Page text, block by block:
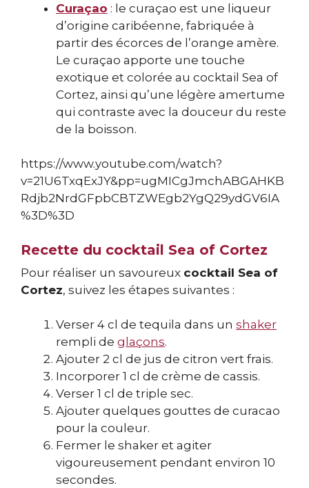
Curaçao : le curaçao est une liqueur
d’origine caribéenne, fabriquée à
partir des écorces de l’orange amère.
Le curaçao apporte une touche
exotique et colorée au cocktail Sea of
Cortez, ainsi qu’une légère amertume
qui contraste avec la douceur du reste
de la boisson.
https://www.youtube.com/watch?
v=21U6TxqExJY&pp=ugMICgJmchABGAHKB
Rdjb2NrdGFpbCBTZWEgb2YgQ29ydGV6IA
%3D%3D
Recette du cocktail Sea of Cortez
Pour réaliser un savoureux cocktail Sea of
Cortez, suivez les étapes suivantes :
Verser 4 cl de tequila dans un shaker
rempli de glaçons.
Ajouter 2 cl de jus de citron vert frais.
Incorporer 1 cl de crème de cassis.
Verser 1 cl de triple sec.
Ajouter quelques gouttes de curacao
pour la couleur.
Fermer le shaker et agiter
vigoureusement pendant environ 10
secondes.